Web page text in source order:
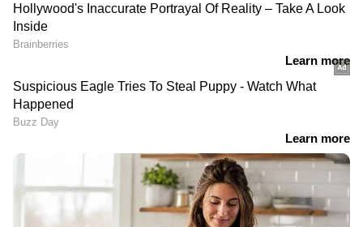
എപ്പോഴും ഏഷ്യാനെറ്റ് ന്യൂസ് വാർത്തകൾ.
Malayalam News
ആഴത്തിലുള്ള വിശകലനവും സമഗ്രമായ
ഏത് സമയത്തും, എവിടെയും
വിശ്വസനീയമായ വാർത്തകൾ ലഭിക്കാൻ